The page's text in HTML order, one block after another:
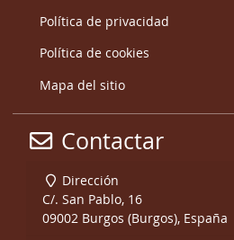
Política de privacidad
Política de cookies
Mapa del sitio
Contactar
Dirección
C/. San Pablo, 16
09002 Burgos (Burgos), España